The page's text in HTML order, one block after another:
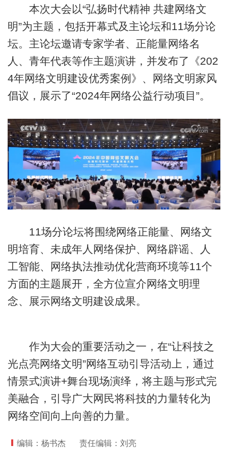
本次大会以“弘扬时代精神 共建网络文
明”为主题，包括开幕式及主论坛和11场分论
坛。主论坛邀请专家学者、正能量网络名
人、青年代表等作主题演讲，并发布了《202
4年网络文明建设优秀案例》、网络文明家风
倡议，展示了“2024年网络公益行动项目”。
11场分论坛将围绕网络正能量、网络文
明培育、未成年人网络保护、网络辟谣、人
工智能、网络执法推动优化营商环境等11个
方面的主题展开，全方位宣介网络文明理
念、展示网络文明建设成果。
作为大会的重要活动之一，在“让科技之
光点亮网络文明”网络互动引导活动上，通过
情景式演讲+舞台现场演绎，将主题与形式完
美融合，引导广大网民将科技的力量转化为
网络空间向上向善的力量。
编辑：杨书杰 责任编辑：刘亮